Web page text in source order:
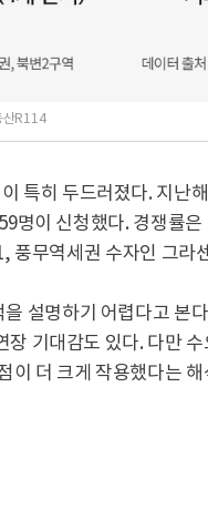
산R114
특히 두드러졌다. 지난
명이 신청했다. 경쟁률
풍무역세권 수자인 그라
설명하기 어렵다고 본
장 기대감도 있다. 다만
이 더 크게 작용했다는